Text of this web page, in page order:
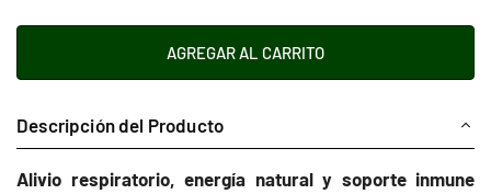
AGREGAR AL CARRITO
Descripción del Producto
Alivio respiratorio, energía natural y soporte inmune